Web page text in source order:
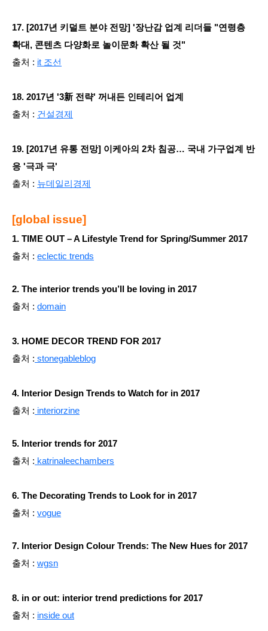
17. [2017년 키덜트 분야 전망] '장난감 업계 리더들 "연령층
확대, 콘텐츠 다양화로 놀이문화 확산 될 것"
출처 : it 조선
18. 2017년 '3新 전략' 꺼내든 인테리어 업계
출처 : 건설경제
19. [2017년 유통 전망] 이케아의 2차 침공… 국내 가구업계 반
응 '극과 극'
출처 : 뉴데일리경제
[global issue]
1. TIME OUT – A Lifestyle Trend for Spring/Summer 2017
출처 : eclectic trends
2. The interior trends you’ll be loving in 2017
출처 : domain
3. HOME DECOR TREND FOR 2017
출처 : stonegableblog
4. Interior Design Trends to Watch for in 2017
출처 : interiorzine
5. Interior trends for 2017
출처 : katrinaleechambers
6. The Decorating Trends to Look for in 2017
출처 : vogue
7. Interior Design Colour Trends: The New Hues for 2017
출처 : wgsn
8. in or out: interior trend predictions for 2017
출처 : inside out